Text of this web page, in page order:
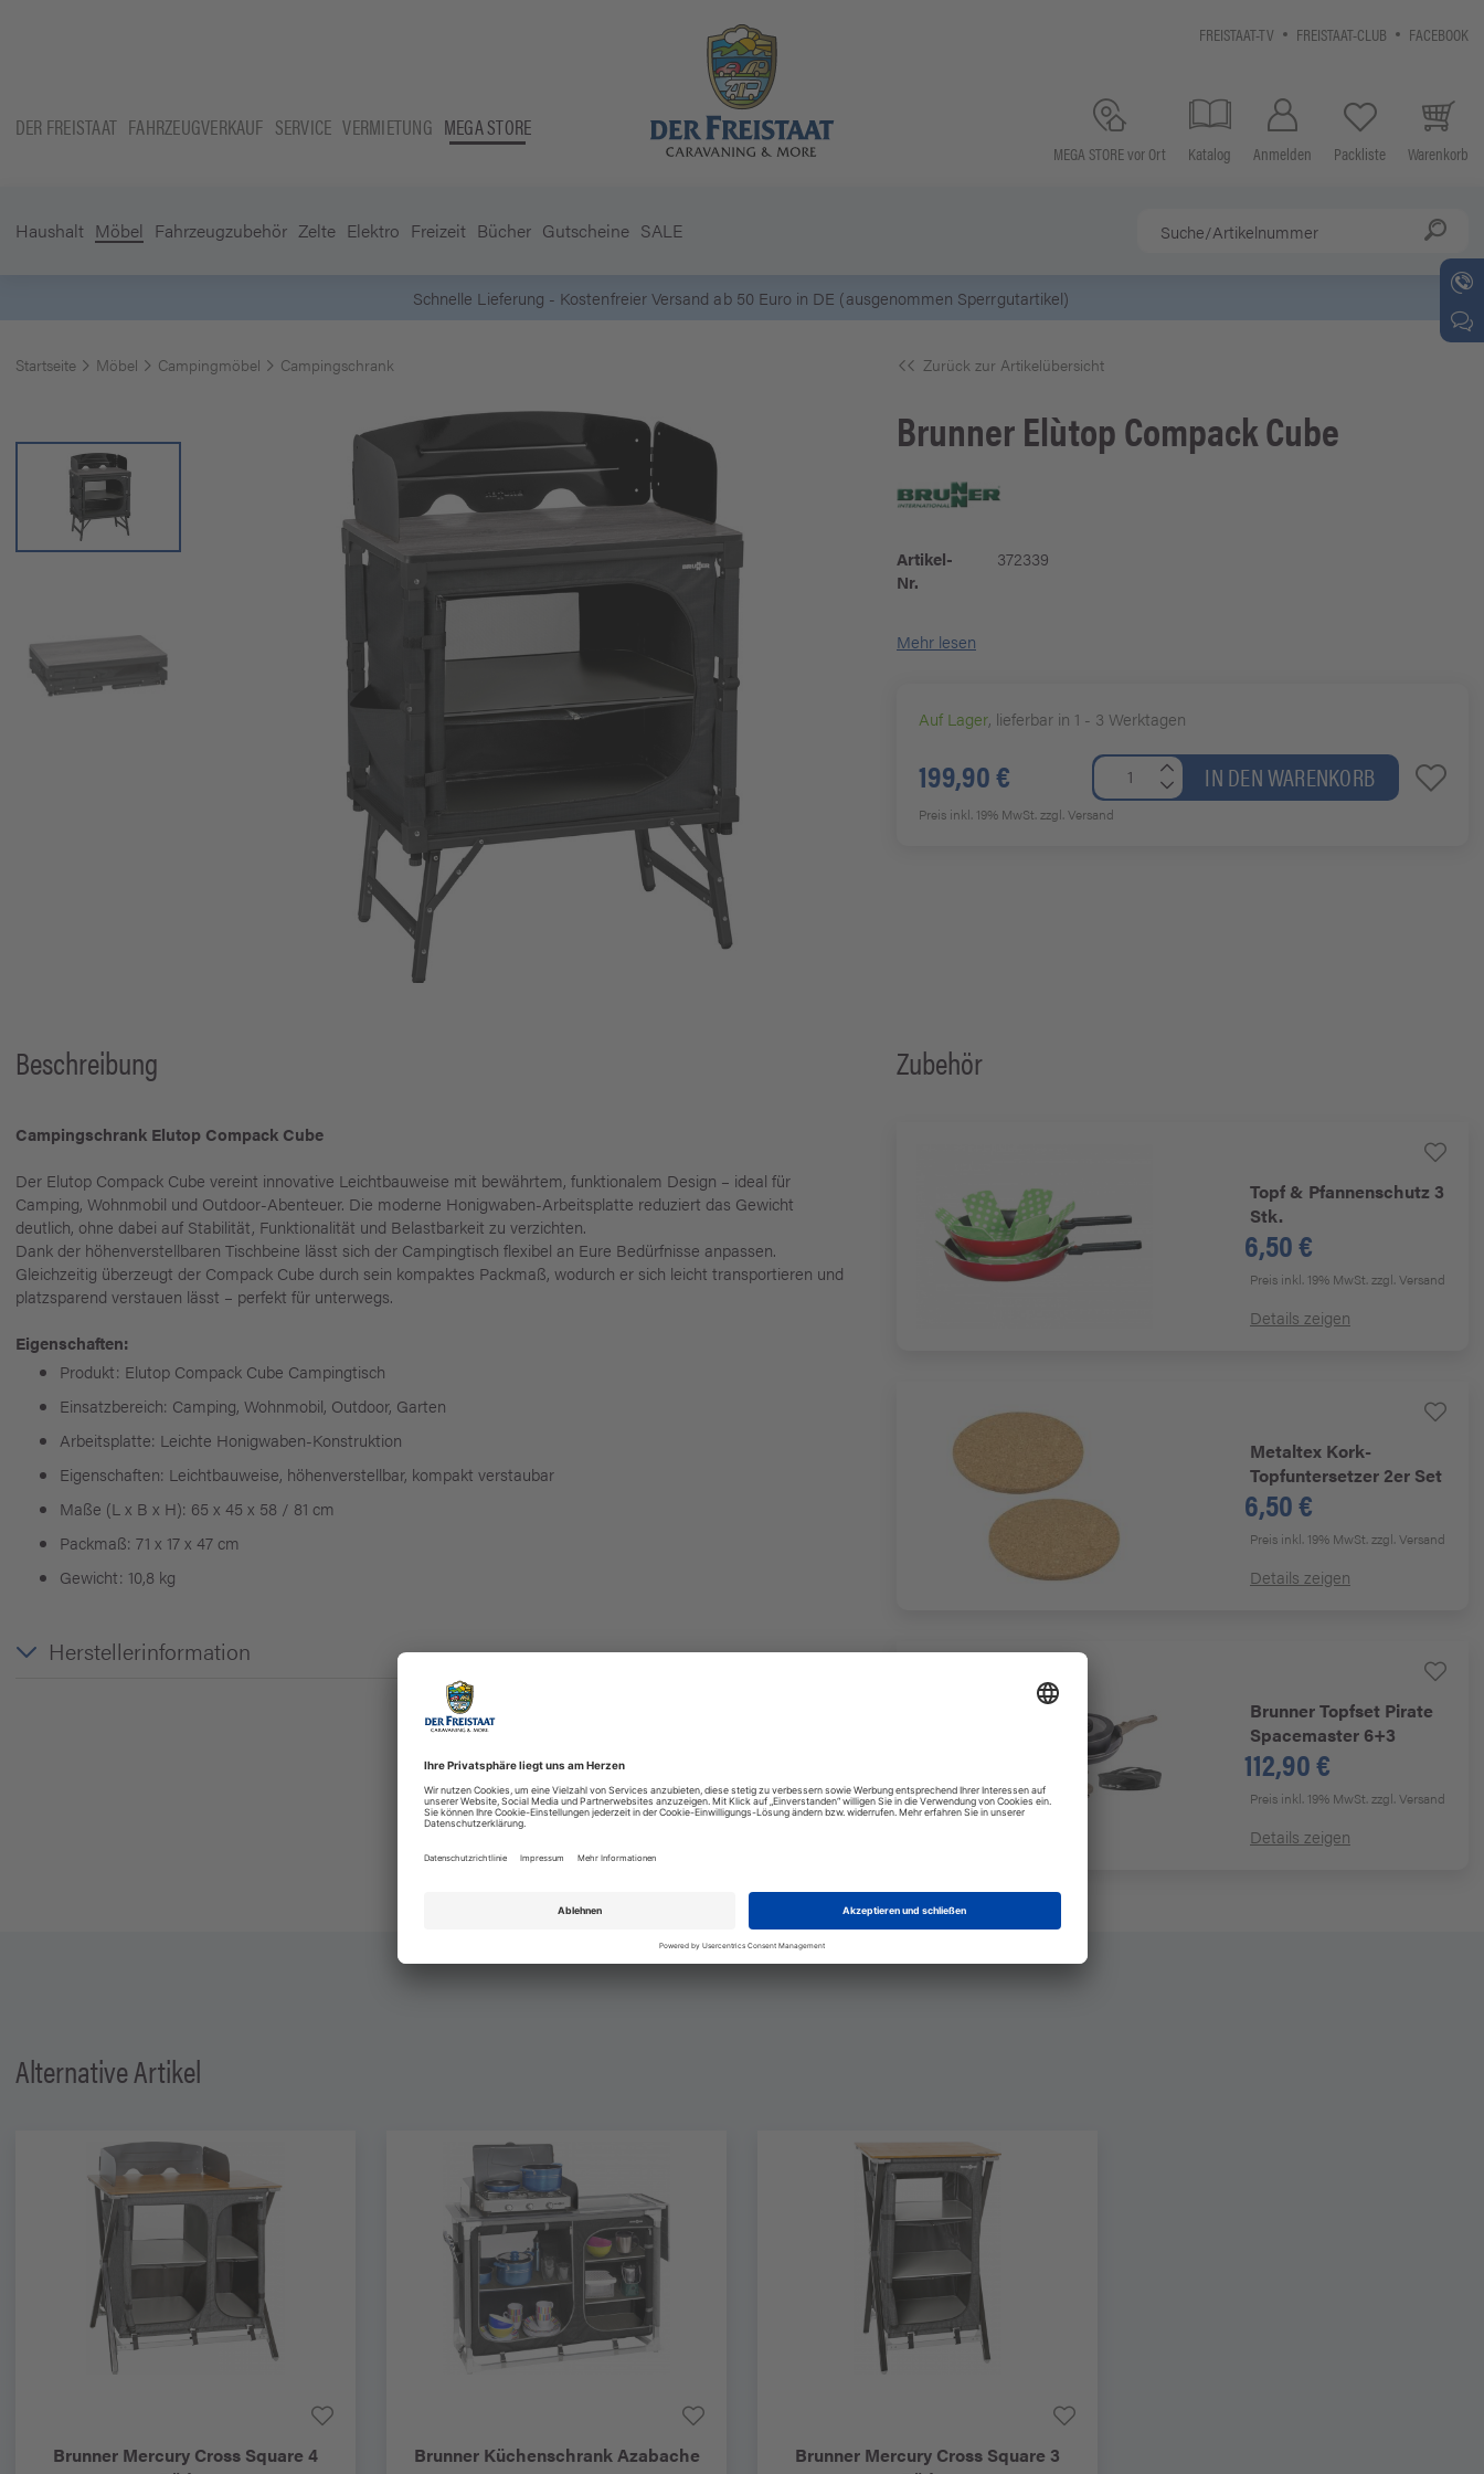
FREISTAAT-TV FREISTAAT-CLUB FACEBOOK
DER FREISTAAT FAHRZEUGVERKAUF SERVICE VERMIETUNG MEGA STORE
MEGA STORE vor Ort Katalog Anmelden Packliste Warenkorb
Haushalt Möbel Fahrzeugzubehör Zelte Elektro Freizeit Bücher Gutscheine SALE
5 Euro Gutschein* bei Newsletter-Anmeldung
Startseite Möbel Campingmöbel Campingschrank Zurück zur Artikelübersicht
BrunnerElùtop Compack Cube
Artikel-
Nr.
372339
Mehr lesen
Auf Lager, lieferbar in 1 - 3 Werktagen
199,90 € IN DEN WARENKORB
Preis inkl. 19% MwSt.zzgl. Versand
Beschreibung
Campingschrank Elutop Compack Cube
Der Elutop Compack Cube vereint innovative Leichtbauweise mit bewährtem, funktionalem Design – ideal für
Camping, Wohnmobil und Outdoor-Abenteuer. Die moderne Honigwaben-Arbeitsplatte reduziert das Gewicht
deutlich, ohne dabei auf Stabilität, Funktionalität und Belastbarkeit zu verzichten.
Dank der höhenverstellbaren Tischbeine lässt sich der Campingtisch flexibel an Eure Bedürfnisse anpassen.
Gleichzeitig überzeugt der Compack Cube durch sein kompaktes Packmaß, wodurch er sich leicht transportieren und
platzsparend verstauen lässt – perfekt für unterwegs.
Eigenschaften:
Produkt: Elutop Compack Cube Campingtisch
Einsatzbereich: Camping, Wohnmobil, Outdoor, Garten
Arbeitsplatte: Leichte Honigwaben-Konstruktion
Eigenschaften: Leichtbauweise, höhenverstellbar, kompakt verstaubar
Maße (L x B x H): 65 x 45 x 58 / 81 cm
Packmaß: 71 x 17 x 47 cm
Gewicht: 10,8 kg
Herstellerinformation
Zubehör
Topf & Pfannenschutz 3
Stk.
6,50 €
Preis inkl. 19% MwSt.zzgl. Versand
Details zeigen
Metaltex Kork-
Topfuntersetzer 2er Set
6,50 €
Preis inkl. 19% MwSt.zzgl. Versand
Details zeigen
BrunnerTopfset Pirate
Spacemaster 6+3
112,90 €
Preis inkl. 19% MwSt.zzgl. Versand
Details zeigen
Alternative Artikel
Brunner Mercury Cross Square 4
BrunnerKüchenschrank Azabache Brunner Mercury Cross Square 3